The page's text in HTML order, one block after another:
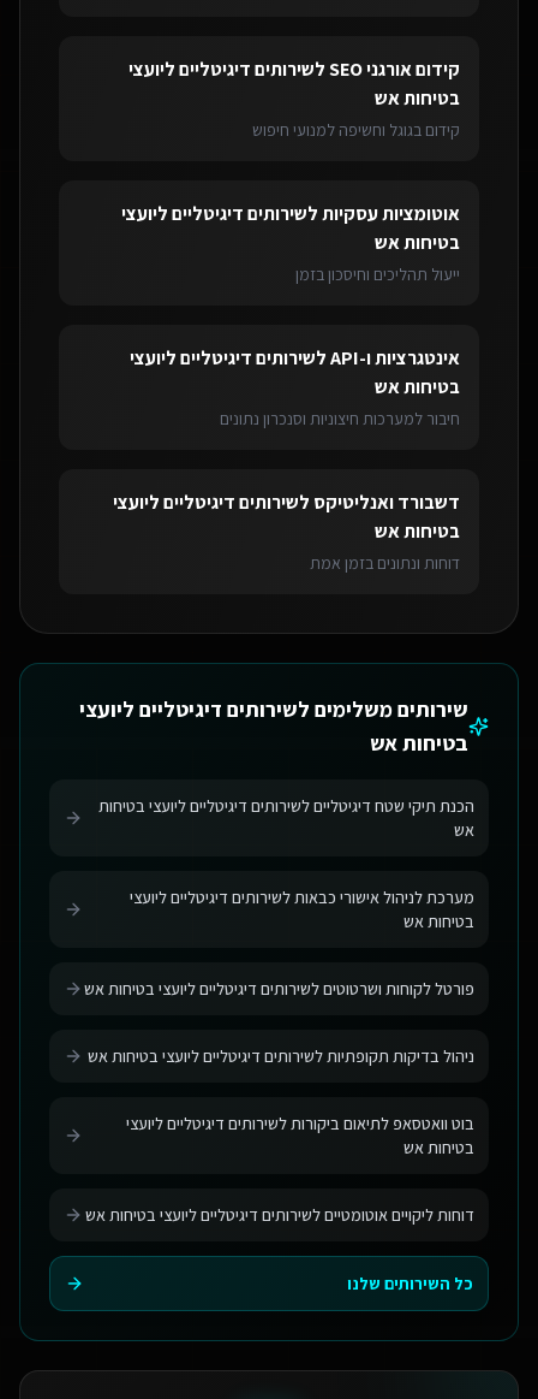
קידום אורגני SEO לשירותים דיגיטליים ליועצי
בטיחות אש
קידום בגוגל וחשיפה למנועי חיפוש
אוטומציות עסקיותלשירותים דיגיטליים ליועצי
בטיחות אש
ייעול תהליכים וחיסכון בזמן
אינטגרציות ו-API לשירותים דיגיטליים ליועצי
בטיחות אש
חיבור למערכות חיצוניות וסנכרון נתונים
דשבורד ואנליטיקס לשירותים דיגיטליים ליועצי
בטיחות אש
דוחות ונתונים בזמן אמת
שירותים משלימים לשירותים דיגיטליים ליועצי
בטיחות אש
הכנת תיקי שטח דיגיטליים לשירותים דיגיטליים ליועצי בטיחות
אש
מערכת לניהול אישורי כבאות לשירותים דיגיטליים ליועצי
בטיחות אש
פורטל לקוחות ושרטוטים לשירותים דיגיטליים ליועצי בטיחות אש
ניהול בדיקות תקופתיות לשירותים דיגיטליים ליועצי בטיחות אש
בוט וואטסאפ לתיאום ביקורות לשירותים דיגיטליים ליועצי
בטיחות אש
דוחות ליקויים אוטומטיים לשירותים דיגיטליים ליועצי בטיחות אש
כל השירותים שלנו